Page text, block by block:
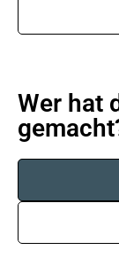
Wer hat